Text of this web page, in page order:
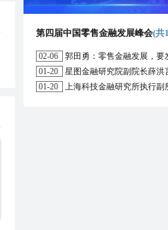
第四届中国零售金融发展峰会(共
02-06
郭田勇：零售金融发展，要发挥平
01-20
星图金融研究院副院长薛洪言：2023年消费
01-20
上海科技金融研究所执行副所长孟添：开放银行与嵌入式金融为数字